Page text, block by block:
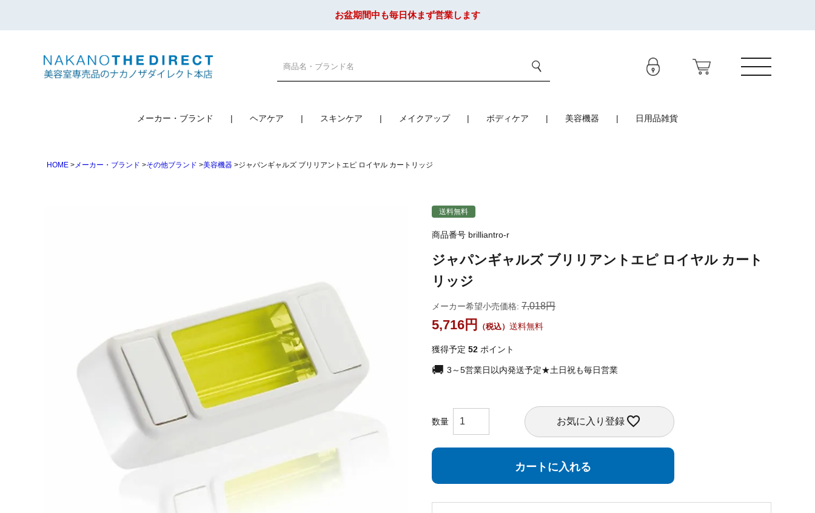
お盆期間中も毎日休まず営業します
メーカー・ブランド ヘアケア スキンケア メイクアップ ボディケア 美容機器 日用品雑貨
HOME メーカー・ブランド その他ブランド 美容機器 ジャパンギャルズ ブリリアントエピ ロイヤル カートリッジ
送料無料
商品番号 brilliantro-r
ジャパンギャルズ ブリリアントエピ ロイヤル カート
リッジ
メーカー希望小売価格: 7,018
5,716 送料無料
獲得予定 52 ポイント
3～5営業日以内発送予定★土日祝も毎日営業
お気に入り登録
カートに入れる